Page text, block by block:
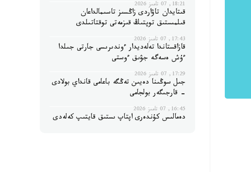
18:21, 07 تامىز 2026
قىتايدان تاۋاردى زاڭسىز تاسىمالداعان
قىلمىستىق توپتىڭ قىزمەتى توقتاتىلدى
17:43, 07 تامىز 2026
قازاقستاندا تەلەديدار ءوندىرىسى جارتى جىلدا
ءۇش ەسەگە جۋىق ءوستى
17:29, 07 تامىز 2026
جىل سوڭىنا دەيىن تەڭگە باعامى قانداي بولادى
- قارجىگەر بولجامى
16:45, 07 تامىز 2026
دەمالىس كۇندەرى اپتاپ ىستىق قايتىپ كەلەدى